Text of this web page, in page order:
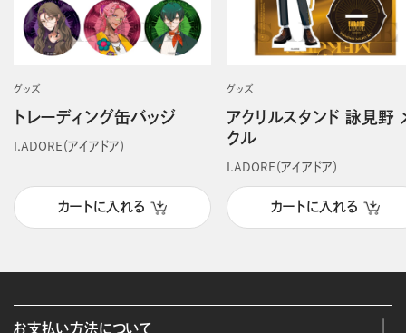
グッズ
トレーディング缶バッジ
I.ADORE（アイアドア）
カートに入れる
グッズ
アクリルスタンド 詠見野
クル
I.ADORE（アイアドア）
カートに入れる
お支払い方法について